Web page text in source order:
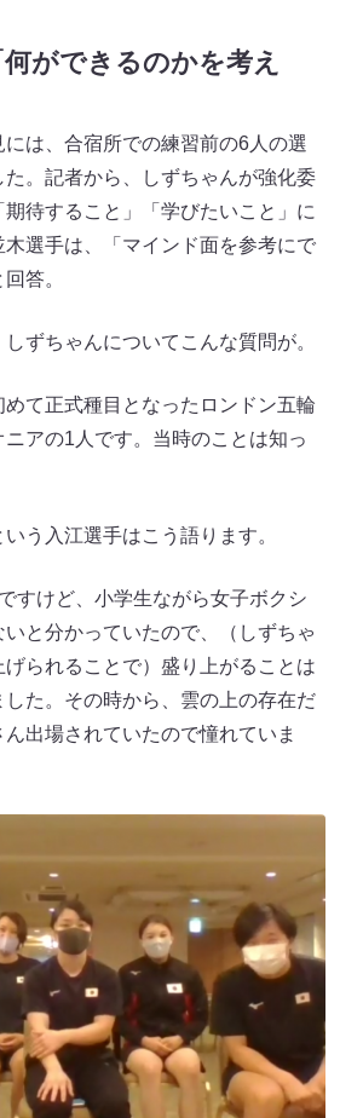
ができるのかを考え
は、合宿所での練習前の6人の選
。記者から、しずちゃんが強化委
待すること」「学びたいこと」に
選手は、「マインド面を参考にで
答。
ずちゃんについてこんな質問が。
めて正式種目となったロンドン五輪
アの1人です。当時のことは知っ
う入江選手はこう語ります。
すけど、小学生ながら女子ボクシ
と分かっていたので、（しずちゃ
られることで）盛り上がることは
た。その時から、雲の上の存在だ
出場されていたので憧れていま